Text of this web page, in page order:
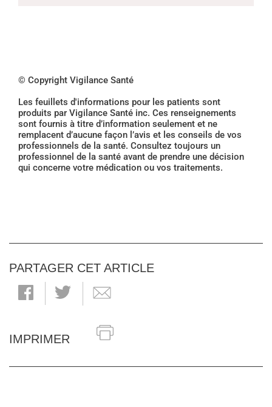
© Copyright Vigilance Santé
Les feuillets d'informations pour les patients sont
produits par Vigilance Santé inc. Ces renseignements
sont fournis à titre d’information seulement et ne
remplacent d’aucune façon l’avis et les conseils de vos
professionnels de la santé. Consultez toujours un
professionnel de la santé avant de prendre une décision
qui concerne votre médication ou vos traitements.
PARTAGER CET ARTICLE
IMPRIMER